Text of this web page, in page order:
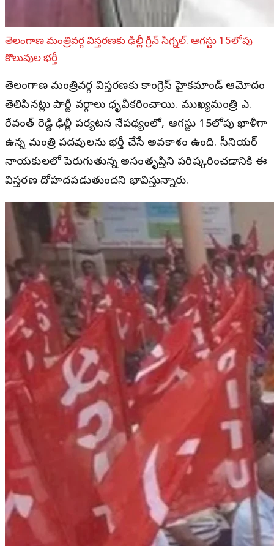
తెలంగాణ మంత్రివర్గ విస్తరణకు ఢిల్లీ గ్రీన్ సిగ్నల్: ఆగస్టు 15లోపు
కొలువుల భర్తీ
తెలంగాణ మంత్రివర్గ విస్తరణకు కాంగ్రెస్ హైకమాండ్ ఆమోదం
తెలిపినట్లు పార్టీ వర్గాలు ధృవీకరించాయి. ముఖ్యమంత్రి ఎ.
రేవంత్ రెడ్డి ఢిల్లీ పర్యటన నేపథ్యంలో, ఆగస్టు 15లోపు ఖాళీగా
ఉన్న మంత్రి పదవులను భర్తీ చేసే అవకాశం ఉంది. సీనియర్
నాయకులలో పెరుగుతున్న అసంతృప్తిని పరిష్కరించడానికి ఈ
విస్తరణ దోహదపడుతుందని భావిస్తున్నారు.